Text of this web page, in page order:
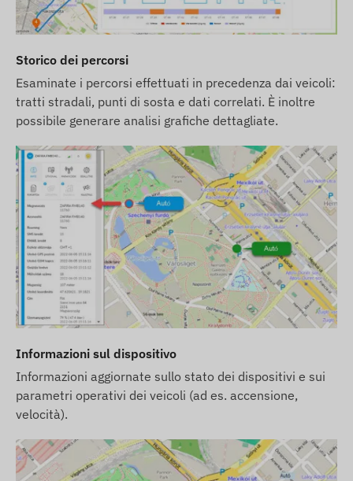
nostro webshop.
Le descrizioni e le immagini dei dispositivi sul sito
web si basano sulle informazioni pubblicate dal
produttore, che non sono sempre accurate o prive
di errori. Il produttore si riserva il diritto di
modificare determinati parametri o l'imballaggio
dati relativi a questi sul nostro sito web avviene
dopo il rilevamento e la valutazione delle
modifiche.
Visualizza descrizione completa
Storico dei percorsi
Esaminate i percorsi effettuati in precedenza dai veicoli:
tratti stradali, punti di sosta e dati correlati. È inoltre
possibile generare analisi grafiche dettagliate.
Informazioni sul dispositivo
Informazioni aggiornate sullo stato dei dispositivi e sui
parametri operativi dei veicoli (ad es. accensione,
velocità).